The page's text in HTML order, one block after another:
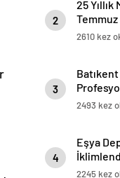
2
Temmuz
2610 kez
3
2493 kez
4
Güvenli
2245 kez